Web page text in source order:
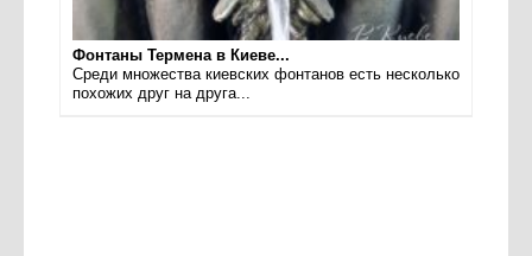
Фонтаны Термена в Киеве...
Среди множества киевских фонтанов есть несколько
похожих друг на друга...